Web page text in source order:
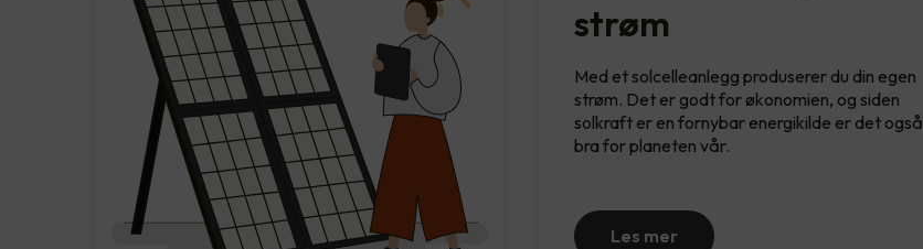
strøm
Med et solcelleanlegg produserer du din egen
strøm. Det er godt for økonomien, og siden
solkraft er en fornybar energikilde er det også
bra for planeten vår.
Les mer